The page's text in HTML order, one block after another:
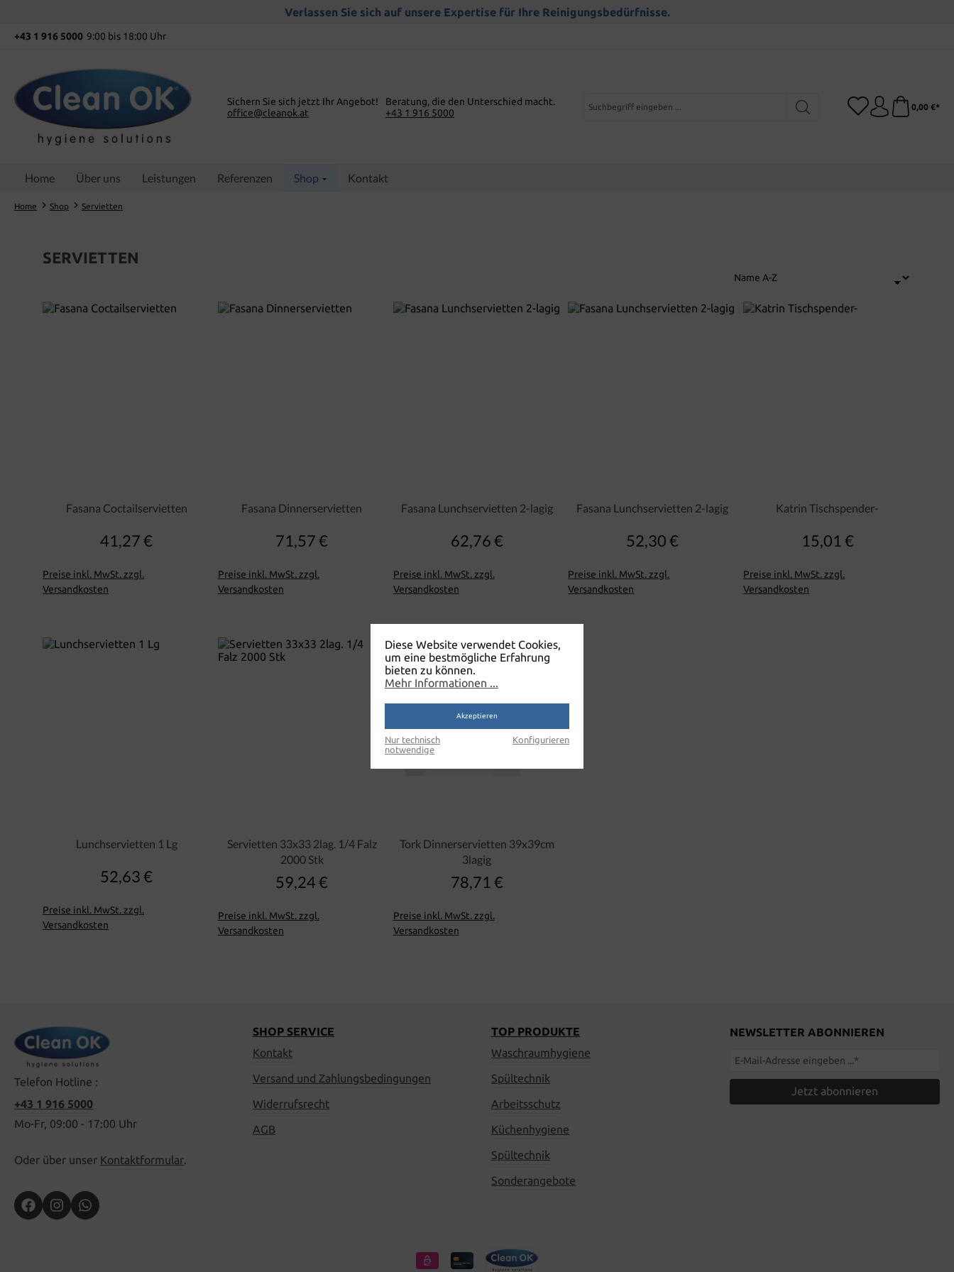
Verlassen Sie sich auf unsere Expertise für Ihre Reinigungsbedürfnisse.
+43 1 916 5000 9:00 bis 18:00 Uhr
Sichern Sie sich jetzt Ihr Angebot!
office@cleanok.at
Beratung, die den Unterschied macht.
+43 1 916 5000
0,00 €*
Home Über uns Leistungen Referenzen Shop Kontakt
Home Shop Servietten
SERVIETTEN
Fasana Coctailservietten
Regulärer Preis:
41,27 €
Preise inkl. MwSt. zzgl.
Versandkosten
Fasana Dinnerservietten
Regulärer Preis:
71,57 €
Preise inkl. MwSt. zzgl.
Versandkosten
Fasana Lunchservietten 2-lagig
Regulärer Preis:
62,76 €
Preise inkl. MwSt. zzgl.
Versandkosten
Fasana Lunchservietten 2-lagig
Regulärer Preis:
52,30 €
Preise inkl. MwSt. zzgl.
Versandkosten
Katrin Tischspender-
Regulärer Preis:
15,01 €
Preise inkl. MwSt. zzgl.
Versandkosten
Lunchservietten 1 Lg
Regulärer Preis:
52,63 €
Preise inkl. MwSt. zzgl.
Versandkosten
Servietten 33x33 2lag. 1/4 Falz
2000 Stk
Regulärer Preis:
59,24 €
Preise inkl. MwSt. zzgl.
Versandkosten
Tork Dinnerservietten 39x39cm
3lagig
Regulärer Preis:
78,71 €
Preise inkl. MwSt. zzgl.
Versandkosten
Telefon Hotline :
+43 1 916 5000
Mo-Fr, 09:00 - 17:00 Uhr
Oder über unser Kontaktformular.
SHOP SERVICE
Kontakt
Versand und Zahlungsbedingungen
Widerrufsrecht
AGB
TOP PRODUKTE
Waschraumhygiene
Spültechnik
Arbeitsschutz
Küchenhygiene
Spültechnik
Sonderangebote
NEWSLETTER ABONNIEREN
Jetzt abonnieren
Diese Website verwendet Cookies,
um eine bestmögliche Erfahrung
bieten zu können.
Mehr Informationen ...
Akzeptieren
Nur technisch
notwendige
Konfigurieren